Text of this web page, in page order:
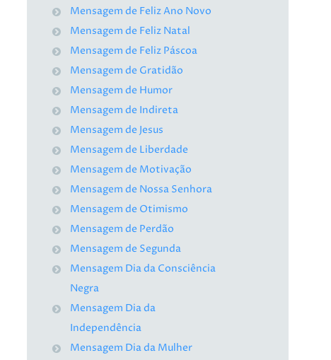
Mensagem de Feliz Ano Novo
Mensagem de Feliz Natal
Mensagem de Feliz Páscoa
Mensagem de Gratidão
Mensagem de Humor
Mensagem de Indireta
Mensagem de Jesus
Mensagem de Liberdade
Mensagem de Motivação
Mensagem de Nossa Senhora
Mensagem de Otimismo
Mensagem de Perdão
Mensagem de Segunda
Mensagem Dia da Consciência
Negra
Mensagem Dia da
Independência
Mensagem Dia da Mulher